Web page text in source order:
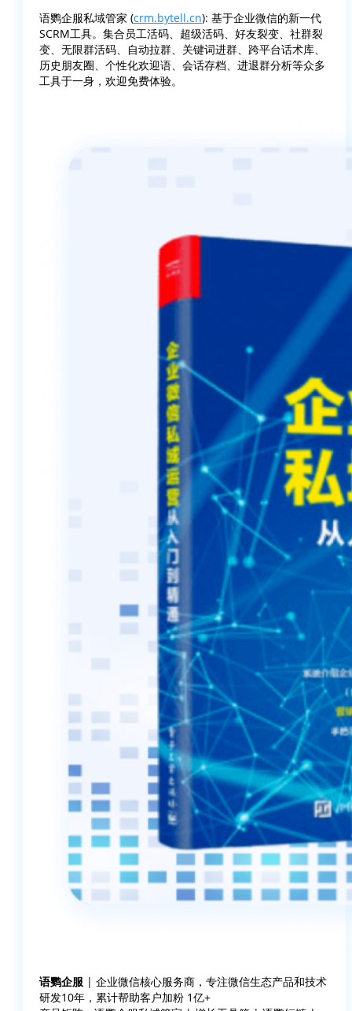
语鹦企服私域管家 (crm.bytell.cn): 基于企业微信的新一代
SCRM工具。集合员工活码、超级活码、好友裂变、社群裂
变、无限群活码、自动拉群、关键词进群、跨平台话术库、
历史朋友圈、个性化欢迎语、会话存档、进退群分析等众多
工具于一身，欢迎免费体验。
语鹦企服 | 企业微信核心服务商，专注微信生态产品和技术
研发10年，累计帮助客户加粉 1亿+